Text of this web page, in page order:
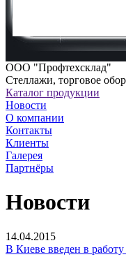
ООО "Профтехсклад"
Cтеллажи, торговое
Каталог продукции
Новости
О компании
Контакты
Клиенты
Галерея
Партнёры
Новости
14.04.2015
В Киеве введен в